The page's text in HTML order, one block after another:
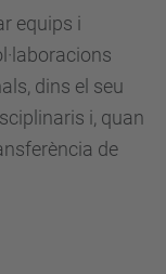
equips i
dins el seu
i, quan
de